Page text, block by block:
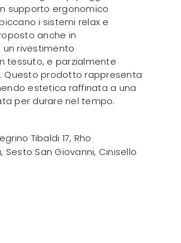
supporto ergonomico
i sistemi relax e
anche in
rivestimento
tessuto, e parzialmente
Questo prodotto rappresenta
estetica raffinata a una
per durare nel tempo.
Tibaldi 17, Rho
Sesto San Giovanni, Cinisello